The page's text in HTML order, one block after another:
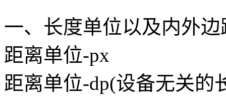
一、长度单位以及内外边
距离单位-px
距离单位-dp(设备无关的